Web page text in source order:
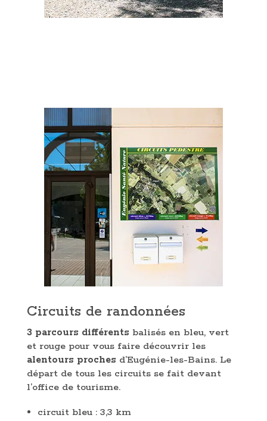
Circuits de randonnées
3 parcours différents balisés en bleu, vert
et rouge pour vous faire découvrir les
alentours proches d’Eugénie-les-Bains. Le
départ de tous les circuits se fait devant
l’office de tourisme.
circuit bleu : 3,3 km